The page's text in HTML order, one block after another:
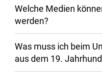
WLAN- oder VPN-
Login nur an
Nach Erhalt der
eine der
Zentralbibliothek,
Rechercheportal
Signatur des
Welche Medien
werden?
Was muss ich beim
aus dem 19.